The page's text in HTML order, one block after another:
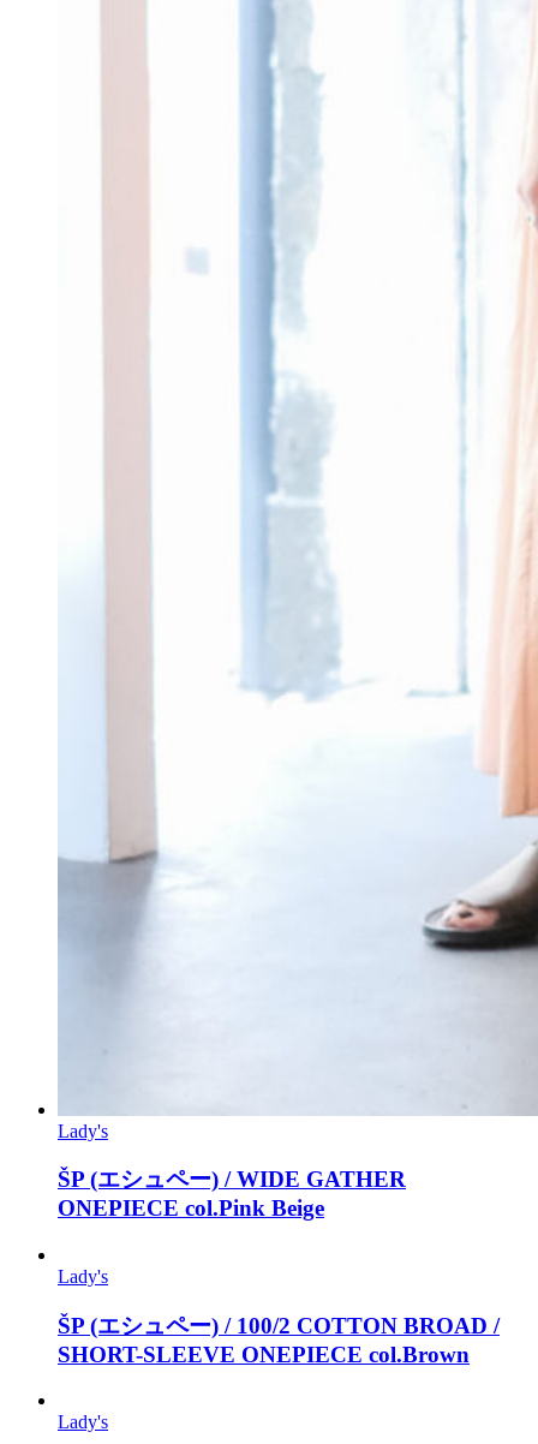
Lady's
ŠP (エシュペー) / WIDE GATHER
ONEPIECE col.Pink Beige
Lady's
ŠP (エシュペー) / 100/2 COTTON BROAD /
SHORT-SLEEVE ONEPIECE col.Brown
Lady's